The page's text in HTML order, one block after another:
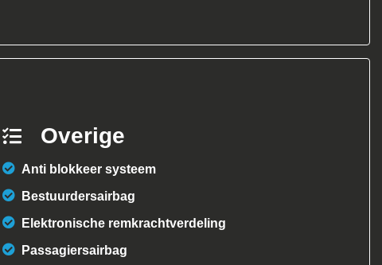
Overige
Anti blokkeer systeem
Bestuurdersairbag
Elektronische remkrachtverdeling
Passagiersairbag